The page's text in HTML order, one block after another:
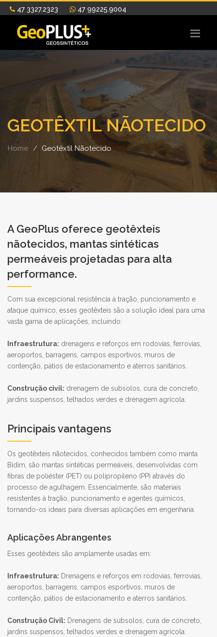
47 3327.2323 47 99225.9004
GEOTÊXTIL NÃOTECIDO
Home Geotêxtil Nãotecido
A GeoPlus oferece geotêxteis
nãotecidos, mantas sintéticas
permeáveis projetadas para alta
performance.
Com sua excepcional resistência à tração, puncionamento e
ataque químico, esses geotêxteis são a solução ideal para uma
vasta gama de aplicações, incluindo:
Infraestrutura: drenagens e reforços em rodovias, ferrovias,
aeroportos, barragens, campos esportivos, muros de
contenção, pátios de estacionamento e aterros sanitários.
Construção civil: drenagem de subsolos, cura de concreto,
jardins suspensos, telhados verdes e drenagem agrícola.
Principais vantagens
Os geotêxteis nãotecidos, conhecidos também como manta
Bidim, são mantas sintéticas permeáveis, desenvolvidas com
fibras de poliéster (PET) ou polipropileno (PP) através do
processo de agulhagem. Essencialmente, são materiais
resistentes à tração, puncionamento e agentes químicos,
tornando-os ideais para diversas aplicações em engenharia.
Aplicações Abrangentes
Esses geotêxteis são amplamente usadas em:
Infraestrutura: Drenagens e reforços em rodovias, ferrovias,
aeroportos, barragens, campos esportivos, muros de
contenção, pátios de estacionamento e aterros sanitários.
Construção Civil: Drenagens de subsolos, cura de concreto,
jardins suspensos, telhados verdes e drenagem agrícola.